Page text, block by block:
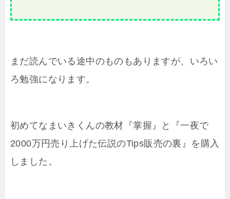
まだ読んでいる途中のものもありますが、いろい
ろ勉強になります。
初めてなまいきくんの教材『掌握』と『一夜で
2000万円売り上げた伝説のTips販売の裏』を購入
しました。